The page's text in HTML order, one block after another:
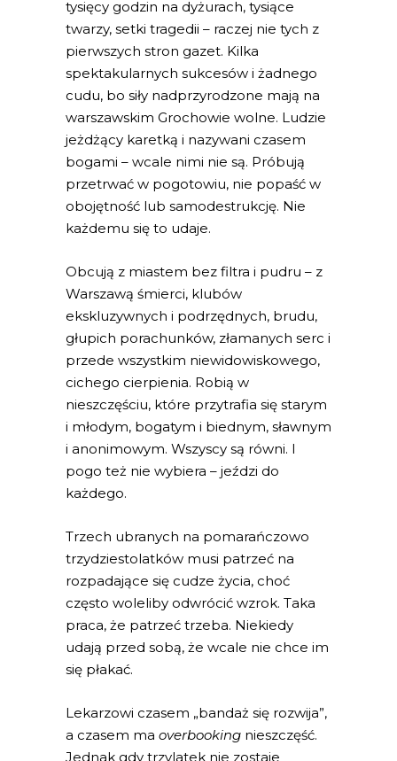
tysięcy godzin na dyżurach, tysiące
twarzy, setki tragedii – raczej nie tych z
pierwszych stron gazet. Kilka
spektakularnych sukcesów i żadnego
cudu, bo siły nadprzyrodzone mają na
warszawskim Grochowie wolne. Ludzie
jeżdżący karetką i nazywani czasem
bogami – wcale nimi nie są. Próbują
przetrwać w pogotowiu, nie popaść w
obojętność lub samodestrukcję. Nie
każdemu się to udaje.
Obcują z miastem bez filtra i pudru – z
Warszawą śmierci, klubów
ekskluzywnych i podrzędnych, brudu,
głupich porachunków, złamanych serc i
przede wszystkim niewidowiskowego,
cichego cierpienia. Robią w
nieszczęściu, które przytrafia się starym
i młodym, bogatym i biednym, sławnym
i anonimowym. Wszyscy są równi. I
pogo też nie wybiera – jeździ do
każdego.
Trzech ubranych na pomarańczowo
trzydziestolatków musi patrzeć na
rozpadające się cudze życia, choć
często woleliby odwrócić wzrok. Taka
praca, że patrzeć trzeba. Niekiedy
udają przed sobą, że wcale nie chce im
się płakać.
Lekarzowi czasem „bandaż się rozwija”,
a czasem ma overbooking nieszczęść.
Jednak gdy trzylatek nie zostaje